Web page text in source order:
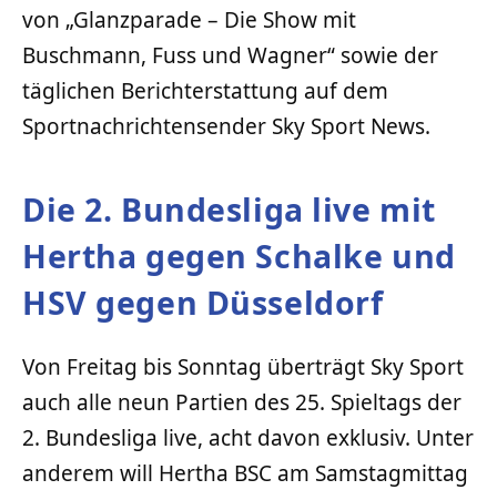
von „Glanzparade – Die Show mit
Buschmann, Fuss und Wagner“ sowie der
täglichen Berichterstattung auf dem
Sportnachrichtensender Sky Sport News.
Die 2. Bundesliga live mit
Hertha gegen Schalke und
HSV gegen Düsseldorf
Von Freitag bis Sonntag überträgt Sky Sport
auch alle neun Partien des 25. Spieltags der
2. Bundesliga live, acht davon exklusiv. Unter
anderem will Hertha BSC am Samstagmittag